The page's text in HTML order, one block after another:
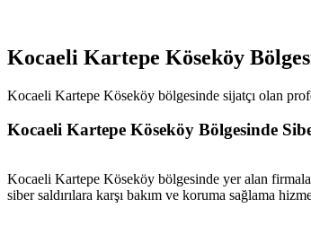
Kocaeli Kartepe Köseköy
Kocaeli Kartepe Köseköy bölgesinde sijatçı olan
Kocaeli Kartepe Köseköy Bölgesinde
Kocaeli Kartepe Köseköy bölgesinde yer alan
siber saldırılara karşı bakım ve koruma sağlama